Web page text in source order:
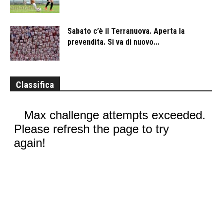
Sabato c’è il Terranuova. Aperta la
prevendita. Si va di nuovo...
Classifica